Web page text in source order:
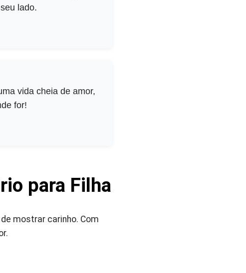
lado.
vida cheia de amor,
for!
para Filha
mostrar carinho. Com